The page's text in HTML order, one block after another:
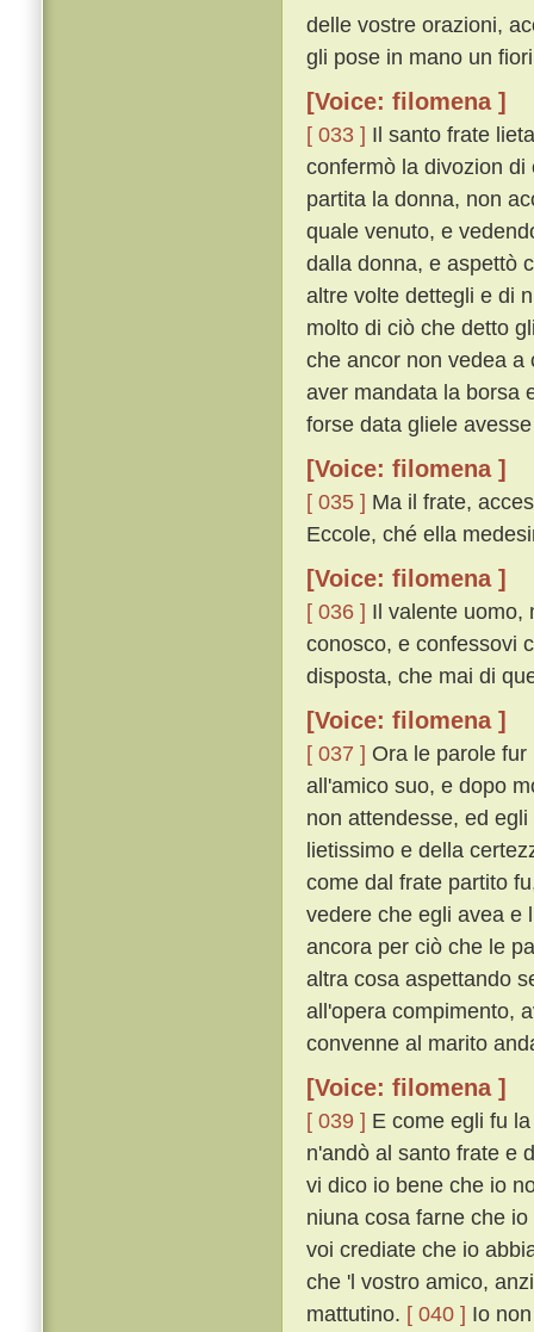
delle vostre orazioni,
gli pose in mano un
[Voice: filomena ]
[ 033 ] Il santo frate
confermò la divozion
partita la donna, non
quale venuto, e
dalla donna, e aspettò
altre volte dettegli e di
molto di ciò che detto
che ancor non vedea a
aver mandata la borsa
forse data gliele
[Voice: filomena ]
[ 035 ] Ma il frate,
Eccole, ché ella
[Voice: filomena ]
[ 036 ] Il valente uomo,
conosco, e confessovi
disposta, che mai di
[Voice: filomena ]
[ 037 ] Ora le parole
all'amico suo, e dopo
non attendesse, ed
lietissimo e della
come dal frate partito
vedere che egli avea e
ancora per ciò che le
altra cosa aspettando
all'opera compimento,
convenne al marito
[Voice: filomena ]
[ 039 ] E come egli fu
n'andò al santo frate e
vi dico io bene che io
niuna cosa farne che
voi crediate che io
che 'l vostro amico,
mattutino. [ 040 ] Io